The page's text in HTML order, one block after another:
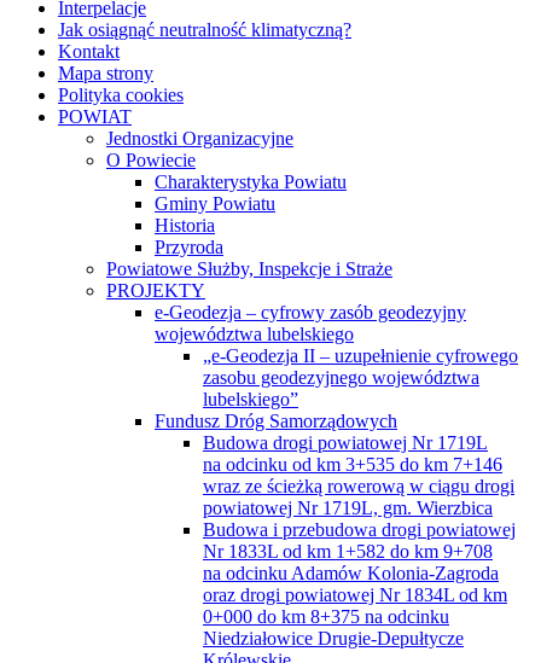
Interpelacje
Jak osiągnąć neutralność klimatyczną?
Kontakt
Mapa strony
Polityka cookies
POWIAT
Jednostki Organizacyjne
O Powiecie
Charakterystyka Powiatu
Gminy Powiatu
Historia
Przyroda
Powiatowe Służby, Inspekcje i Straże
PROJEKTY
e-Geodezja – cyfrowy zasób geodezyjny
województwa lubelskiego
„e-Geodezja II – uzupełnienie cyfrowego
zasobu geodezyjnego województwa
lubelskiego”
Fundusz Dróg Samorządowych
Budowa drogi powiatowej Nr 1719L
na odcinku od km 3+535 do km 7+146
wraz ze ścieżką rowerową w ciągu drogi
powiatowej Nr 1719L, gm. Wierzbica
Budowa i przebudowa drogi powiatowej
Nr 1833L od km 1+582 do km 9+708
na odcinku Adamów Kolonia-Zagroda
oraz drogi powiatowej Nr 1834L od km
0+000 do km 8+375 na odcinku
Niedziałowice Drugie-Depułtycze